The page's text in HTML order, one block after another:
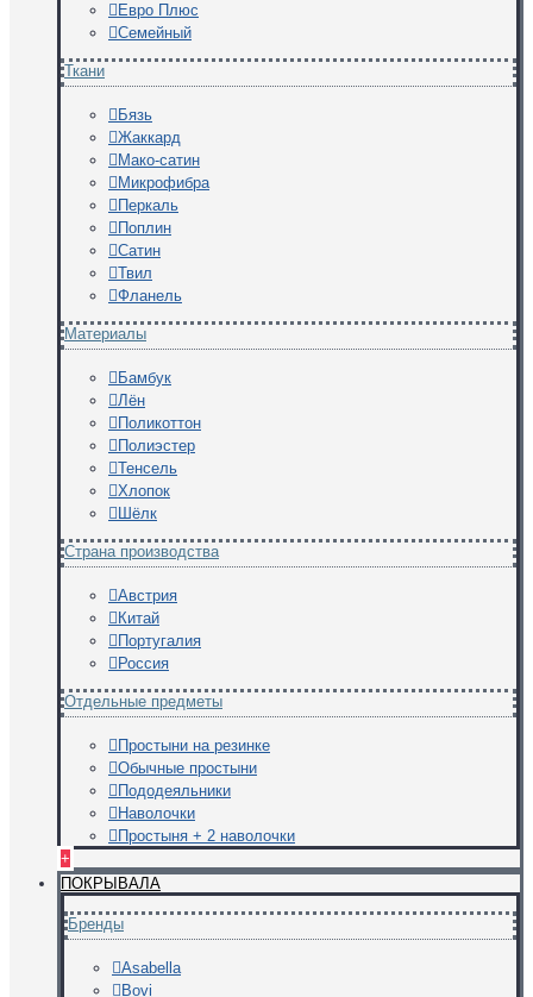
Евро Плюс
Семейный
Ткани
Бязь
Жаккард
Мако-сатин
Микрофибра
Перкаль
Поплин
Сатин
Твил
Фланель
Материалы
Бамбук
Лён
Поликоттон
Полиэстер
Тенсель
Хлопок
Шёлк
Страна производства
Австрия
Китай
Португалия
Россия
Отдельные предметы
Простыни на резинке
Обычные простыни
Пододеяльники
Наволочки
Простыня + 2 наволочки
+
ПОКРЫВАЛА
Бренды
Asabella
Bovi